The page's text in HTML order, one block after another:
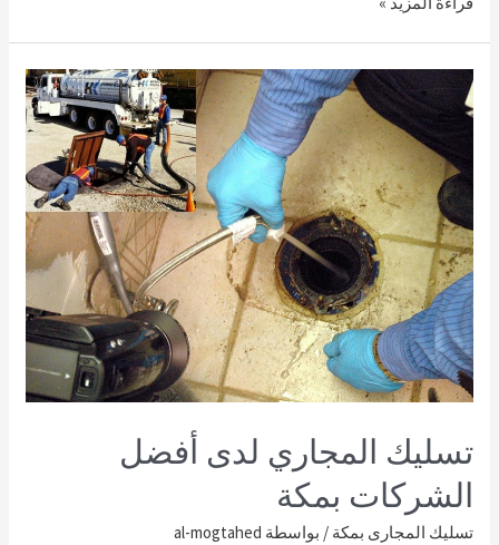
تسليك المجاري لدى أفضل
الشركات بمكة
تسليك المجارى بمكة / بواسطة al-mogtahed